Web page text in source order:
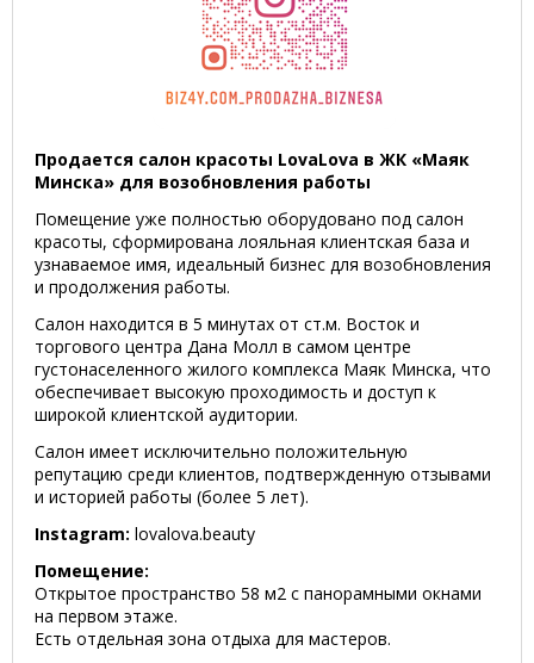
Продается салон красоты LovaLova в ЖК «Маяк
Минска» для возобновления работы
Помещение уже полностью оборудовано под салон
красоты, сформирована лояльная клиентская база и
узнаваемое имя, идеальный бизнес для возобновления
и продолжения работы.
Салон находится в 5 минутах от ст.м. Восток и
торгового центра Дана Молл в самом центре
густонаселенного жилого комплекса Маяк Минска, что
обеспечивает высокую проходимость и доступ к
широкой клиентской аудитории.
Салон имеет исключительно положительную
репутацию среди клиентов, подтвержденную отзывами
и историей работы (более 5 лет).
Instagram: lovalova.beauty
Помещение:
Открытое пространство 58 м2 с панорамными окнами
на первом этаже.
Есть отдельная зона отдыха для мастеров.